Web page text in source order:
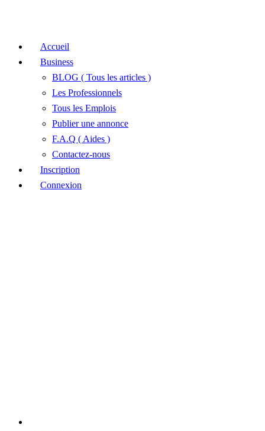
Accueil
Business
BLOG ( Tous les articles )
Les Professionnels
Tous les Emplois
Publier une annonce
F.A.Q ( Aides )
Contactez-nous
Inscription
Connexion